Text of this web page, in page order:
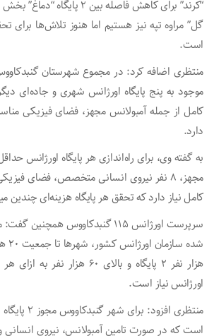
“کُرند” برای کاهش فاصله بین ۲
گل” مراوه تپه نیز هستیم اما هنوز تلاش‌ها برای
است.
منتظری اضافه کرد: در مجموع شهرستان
موجود به پنج پایگاه اورژانس شهری و جاده‌ای
کامل از جمله آمبولانس مجهز، فضای فیزیکی
دارد.
به گفته وی، برای راه‌اندازی هر پایگاه اورژانس
مجهز، ۸ نفر نیروی انسانی متخصص، فضای
کامل نیاز دارد که تحقق هر پایگاه هزینه‌ای چندین
سرپرست اورژانس ۱۱۵ گنبدکاووس
اورژانس نیاز است.
منتظری
است که در صورت تامین آمبولانس، نیروی